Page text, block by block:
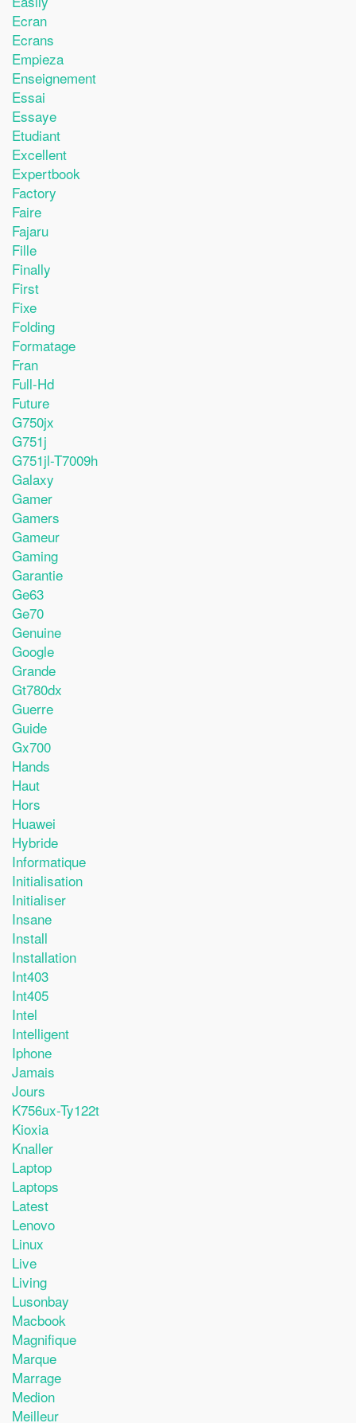
Ecran
Ecrans
Empieza
Enseignement
Essai
Essaye
Etudiant
Excellent
Expertbook
Factory
Faire
Fajaru
Fille
Finally
First
Fixe
Folding
Formatage
Fran
Full-Hd
Future
G750jx
G751j
G751jl-T7009h
Galaxy
Gamer
Gamers
Gameur
Gaming
Garantie
Ge63
Ge70
Genuine
Google
Grande
Gt780dx
Guerre
Guide
Gx700
Hands
Haut
Hors
Huawei
Hybride
Informatique
Initialisation
Initialiser
Insane
Install
Installation
Int403
Int405
Intel
Intelligent
Iphone
Jamais
Jours
K756ux-Ty122t
Kioxia
Knaller
Laptop
Laptops
Latest
Lenovo
Linux
Live
Living
Lusonbay
Macbook
Magnifique
Marque
Marrage
Medion
Meilleur